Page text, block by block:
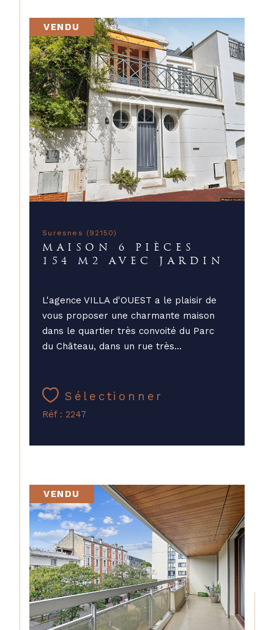
Suresnes (92150)
MAISON 6 PIÈCES
154 M2 AVEC JARDIN
L'agence VILLA d'OUEST a le plaisir de
vous proposer une charmante maison
dans le quartier très convoité du Parc
du Château, dans un rue très...
Sélectionner
Réf : 2247
VENDU
VENDU